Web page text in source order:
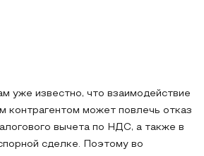
уже известно, что взаимодействие
контрагентом может повлечь отказ
вычета по НДС, а также в
сделке. Поэтому во